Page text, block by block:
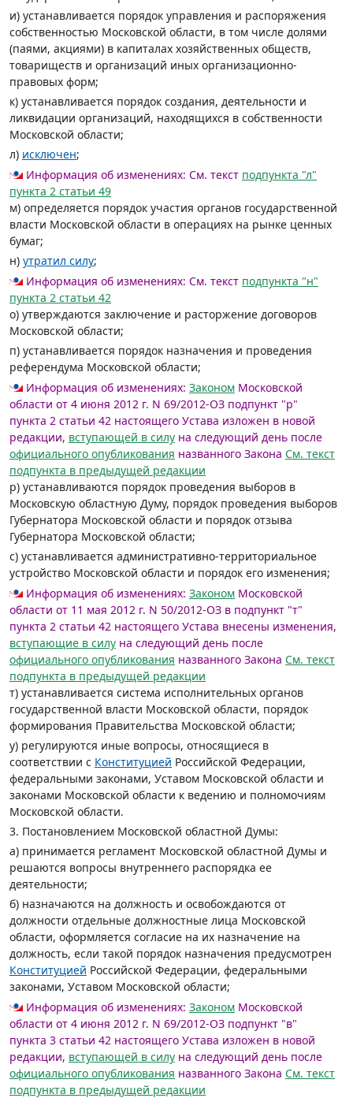
и) устанавливается порядок управления и распоряжения
собственностью Московской области, в том числе долями
(паями, акциями) в капиталах хозяйственных обществ,
товариществ и организаций иных организационно-
правовых форм;
к) устанавливается порядок создания, деятельности и
ликвидации организаций, находящихся в собственности
Московской области;
л) исключен;
Информация об изменениях: См. текст подпункта "л"
пункта 2 статьи 49
м) определяется порядок участия органов государственной
власти Московской области в операциях на рынке ценных
бумаг;
н) утратил силу;
Информация об изменениях: См. текст подпункта "н"
пункта 2 статьи 42
о) утверждаются заключение и расторжение договоров
Московской области;
п) устанавливается порядок назначения и проведения
референдума Московской области;
Информация об изменениях: Законом Московской
области от 4 июня 2012 г. N 69/2012-ОЗ подпункт "р"
пункта 2 статьи 42 настоящего Устава изложен в новой
редакции, вступающей в силу на следующий день после
официального опубликования названного Закона См. текст
подпункта в предыдущей редакции
р) устанавливаются порядок проведения выборов в
Московскую областную Думу, порядок проведения выборов
Губернатора Московской области и порядок отзыва
Губернатора Московской области;
с) устанавливается административно-территориальное
устройство Московской области и порядок его изменения;
Информация об изменениях: Законом Московской
области от 11 мая 2012 г. N 50/2012-ОЗ в подпункт "т"
пункта 2 статьи 42 настоящего Устава внесены изменения,
вступающие в силу на следующий день после
официального опубликования названного Закона См. текст
подпункта в предыдущей редакции
т) устанавливается система исполнительных органов
государственной власти Московской области, порядок
формирования Правительства Московской области;
у) регулируются иные вопросы, относящиеся в
соответствии с Конституцией Российской Федерации,
федеральными законами, Уставом Московской области и
законами Московской области к ведению и полномочиям
Московской области.
3. Постановлением Московской областной Думы:
а) принимается регламент Московской областной Думы и
решаются вопросы внутреннего распорядка ее
деятельности;
б) назначаются на должность и освобождаются от
должности отдельные должностные лица Московской
области, оформляется согласие на их назначение на
должность, если такой порядок назначения предусмотрен
Конституцией Российской Федерации, федеральными
законами, Уставом Московской области;
Информация об изменениях: Законом Московской
области от 4 июня 2012 г. N 69/2012-ОЗ подпункт "в"
пункта 3 статьи 42 настоящего Устава изложен в новой
редакции, вступающей в силу на следующий день после
официального опубликования названного Закона См. текст
подпункта в предыдущей редакции